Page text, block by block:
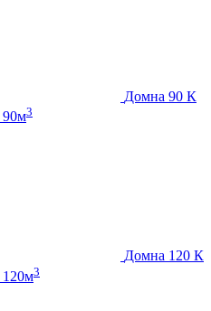
Домна 90 К
90м3
Домна 120 К
120м3